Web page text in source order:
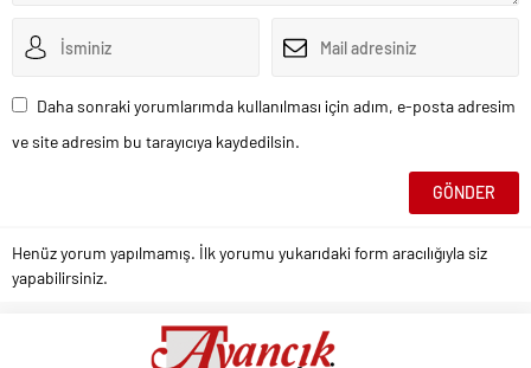
Daha sonraki yorumlarımda kullanılması için adım, e-posta adresim
ve site adresim bu tarayıcıya kaydedilsin.
Henüz yorum yapılmamış. İlk yorumu yukarıdaki form aracılığıyla siz
yapabilirsiniz.